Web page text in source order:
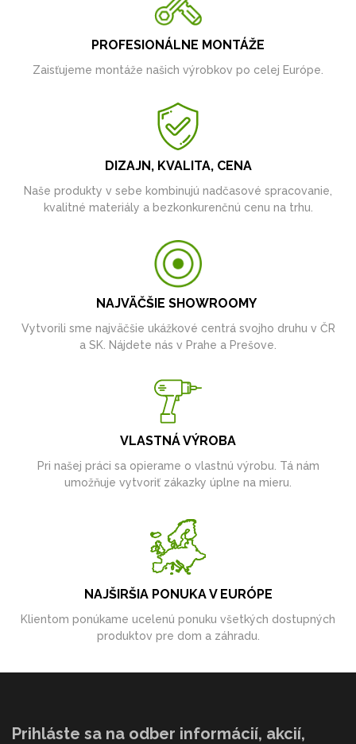
PROFESIONÁLNE MONTÁŽE
Zaisťujeme montáže našich výrobkov po celej Európe.
DIZAJN, KVALITA, CENA
Naše produkty v sebe kombinujú nadčasové spracovanie,
kvalitné materiály a bezkonkurenčnú cenu na trhu.
NAJVÄČŠIE SHOWROOMY
Vytvorili sme najväčšie ukážkové centrá svojho druhu v ČR
a SK. Nájdete nás v Prahe a Prešove.
VLASTNÁ VÝROBA
Pri našej práci sa opierame o vlastnú výrobu. Tá nám
umožňuje vytvoriť zákazky úplne na mieru.
NAJŠIRŠIA PONUKA V EURÓPE
Klientom ponúkame ucelenú ponuku všetkých dostupných
produktov pre dom a záhradu.
Prihláste sa na odber informácií, akcií,